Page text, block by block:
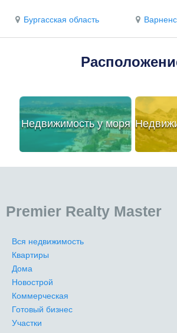
Бургасская область
Недвижимость у моря
Premier Realty Master
Вся недвижимость
Квартиры
Дома
Новострой
Коммерческая
Готовый бизнес
Участки